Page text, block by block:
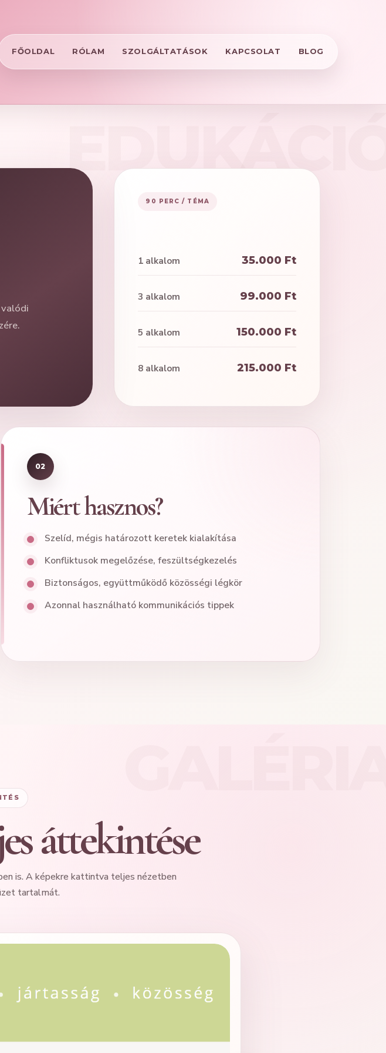
FŐOLDAL RÓLAM SZOLGÁLTATÁSOK KAPCSOLAT BLOG
90 PERC / TÉMA
1 alkalom 35.000 Ft
3 alkalom 99.000 Ft
5 alkalom 150.000 Ft
8 alkalom 215.000 Ft
02
Miért hasznos?
Szelíd, mégis határozott keretek kialakítása
Konfliktusok megelőzése, feszültségkezelés
Biztonságos, együttműködő közösségi légkör
Azonnal használható kommunikációs tippek
áttekintése
is. A képekre kattintva teljes nézetben
tartalmát.